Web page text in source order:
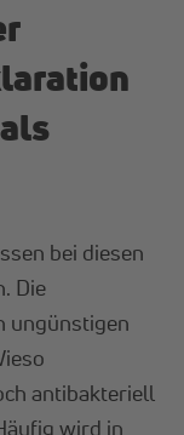
bei diesen
Die
ungünstigen
antibakteriell
wird in